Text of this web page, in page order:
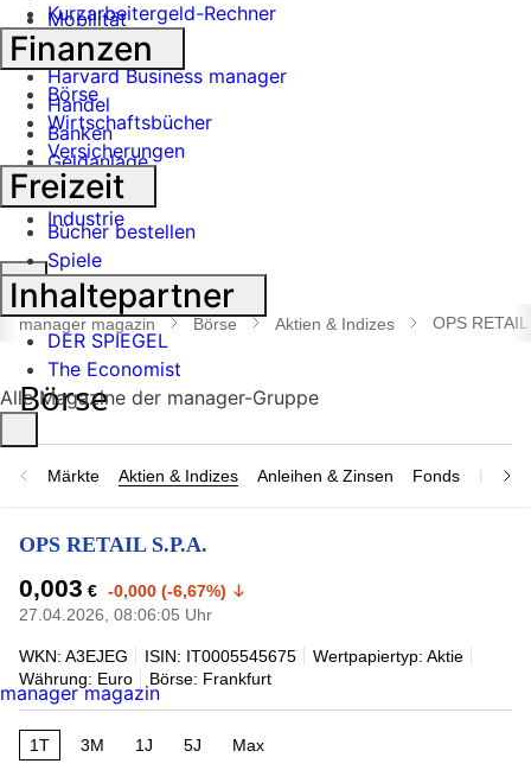
Mobilität
Tech
Harvard Business manager
Handel
Banken
Geldanlage
Börse
Industrie
Suche
öffnen
manager magazin Börse Aktien & Indizes OPS RETAIL
Märkte Aktien & Indizes Anleihen & Zinsen Fonds
OPS RETAIL S.P.A.
0,003 € -0,000 (-6,67%)
27.04.2026, 08:06:05 Uhr
WKN: A3EJEG ISIN: IT0005545675
Wertpapiertyp: Aktie
Währung: Euro
Börse: Frankfurt
1T 3M 1J 5J Max
Kurzarbeitergeld-Rechner
Finanzen
Börse
Wirtschaftsbücher
Versicherungen
Freizeit
Bücher bestellen
Spiele
Inhaltepartner
DER SPIEGEL
The Economist
Alle Magazine der manager-Gruppe
manager magazin